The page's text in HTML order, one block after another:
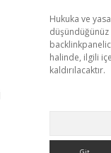
Hukuka ve
halinde, ilgili
kaldırılacaktır.